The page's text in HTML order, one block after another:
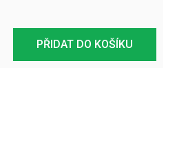
PŘIDAT DO KOŠÍKU